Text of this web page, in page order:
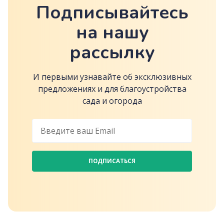
Подписывайтесь
на нашу
рассылку
И первыми узнавайте об эксклюзивных
предложениях и для благоустройства
сада и огорода
ПОДПИСАТЬСЯ